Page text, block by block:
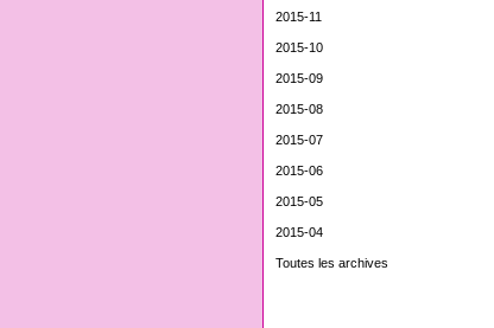
2015-11
2015-10
2015-09
2015-08
2015-07
2015-06
2015-05
2015-04
Toutes les archives